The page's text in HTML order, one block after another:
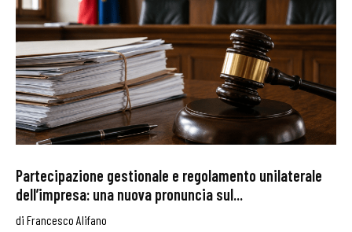
Partecipazione gestionale e regolamento unilaterale
dell’impresa: una nuova pronuncia sul...
di Francesco Alifano